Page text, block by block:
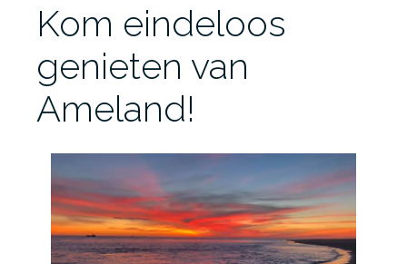
Kom eindeloos
genieten van
Ameland!